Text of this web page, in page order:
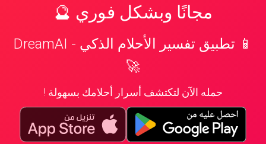
مجانًا وبشكل فوري 🔮
📱 تطبيق تفسير الأحلام الذكي - DreamAI
🚀
حمله الآن لتكتشف أسرار أحلامك بسهولة !